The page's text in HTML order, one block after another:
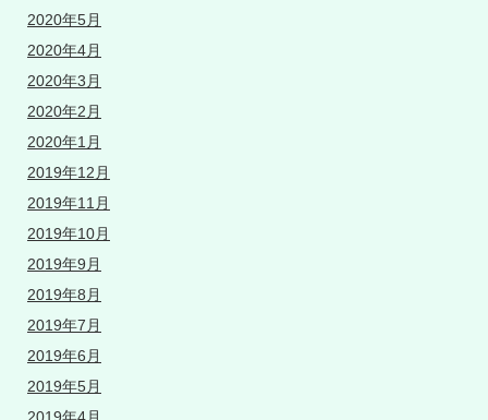
2020年5月
2020年4月
2020年3月
2020年2月
2020年1月
2019年12月
2019年11月
2019年10月
2019年9月
2019年8月
2019年7月
2019年6月
2019年5月